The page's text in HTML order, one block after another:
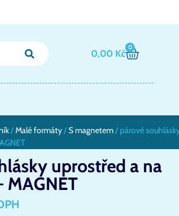
0,00 Kč
0
/Malé formáty/S magnetem/ párové
uprostřed a na
MAGNET